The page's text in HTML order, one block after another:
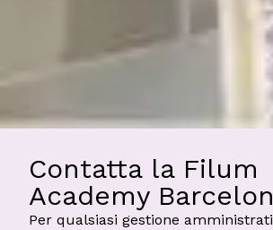
Contatta la Filum
Academy
Per qualsiasi gestione